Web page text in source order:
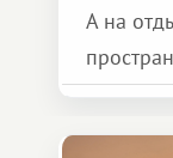
А на
сделать